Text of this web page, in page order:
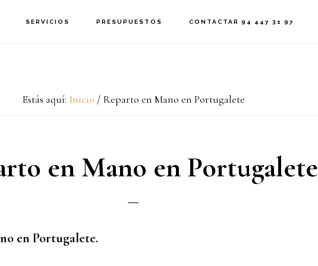
SERVICIOS PRESUPUESTOS CONTACTAR 94 447 31 97
Estás aquí: Inicio /Reparto en Mano en Portugalete
en Mano en Portugalete
en Portugalete.